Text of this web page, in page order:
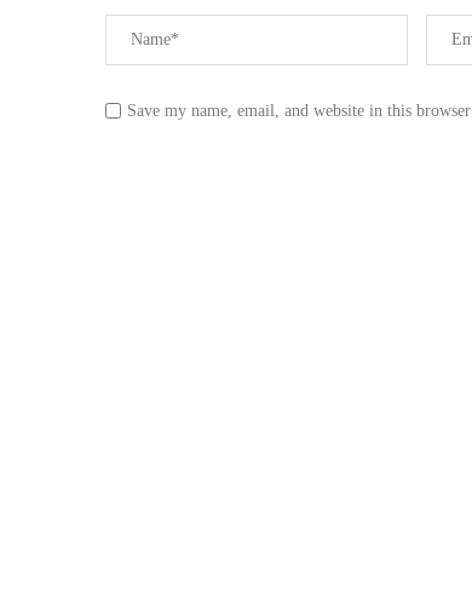
Save my name, email, and website in this